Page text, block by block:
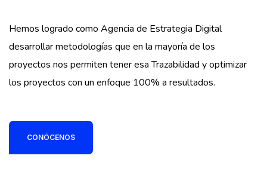
Hemos logrado como Agencia de Estrategia Digital
desarrollar metodologías que en la mayoría de los
proyectos nos permiten tener esa Trazabilidad y optimizar
los proyectos con un enfoque 100% a resultados.
CONÓCENOS